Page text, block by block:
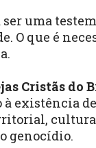
uma
O que é
Cristãs do
existência
genocídio.